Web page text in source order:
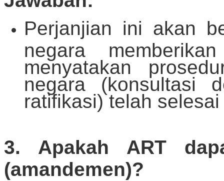
Perjanjian ini akan
negara
menyatakan
negara (konsultasi
ratifikasi) telah
3. Apakah ART
(amandemen)?